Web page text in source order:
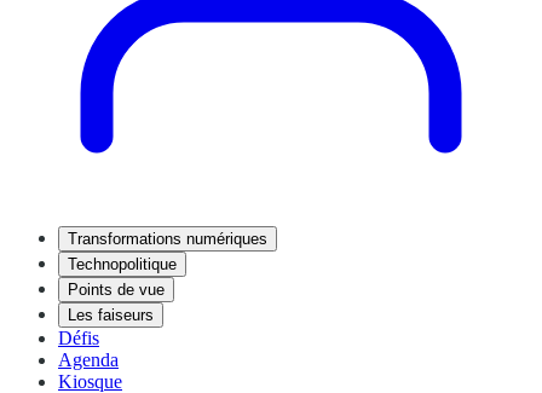
Transformations numériques
Technopolitique
Points de vue
Les faiseurs
Défis
Agenda
Kiosque